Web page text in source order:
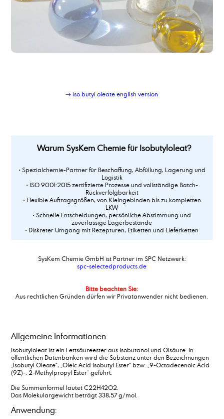
→ iso butyl oleate english version
Warum SysKem Chemie für Isobutyloleat?
• Spezialchemie-Partner für Beschaffung, Abfüllung, Lagerung und
Logistik
• ISO 9001:2015 zertifizierte Prozesse und vollständige Batch-
Rückverfolgbarkeit
• Flexible Auftragsgrößen, von Kleingebinden bis zu kompletten
LKW
• Schnelle Entscheidungen, persönliche Abstimmung und
zuverlässige Lagerbestände
• Diskreter Umgang mit Rezepturen, Etiketten und Lieferketten
SysKem Chemie GmbH ist Partner im SPC Netzwerk:
spc-selectedproducts.de
Bitte beachten Sie:
Aus rechtlichen Gründen dürfen wir Privatanwender nicht bedienen.
Allgemeine Informationen:
Isobutyloleat ist ein Fettsäureester aus Isobutanol und Ölsäure. In
öffentlichen Datenbanken wird die Substanz unter den Bezeichnungen
„Isobutyl Oleate“, „Oleic Acid Isobutyl Ester“ bzw. „9-Octadecenoic Acid
(9Z)-, 2-Methylpropyl Ester“ geführt.
Die Summenformel lautet C22H42O2.
Das Molekulargewicht beträgt 338,57 g/mol.
Anwendung: